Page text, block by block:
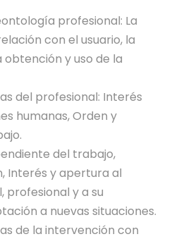
profesional: La
con el usuario, la
obtención y uso de la
del profesional: Interés
humanas, Orden y
del trabajo,
Interés y apertura al
profesional y a su
a nuevas situaciones.
de la intervención con